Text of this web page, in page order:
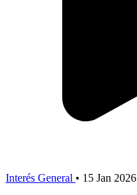
Interés General • 15 Jan 2026